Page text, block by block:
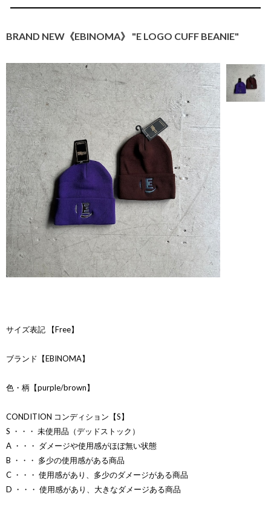
BRAND NEW《EBINOMA》 "E LOGO CUFF BEANIE"
サイズ表記 【Free】
ブランド【EBINOMA】
色・柄【purple/brown】
CONDITION コンディション【S】
S ・・・ 未使用品（デッドストック）
A ・・・ ダメージや使用感がほぼ無い状態
B ・・・ 多少の使用感がある商品
C ・・・ 使用感があり、多少のダメージがある商品
D ・・・ 使用感があり、大きなダメージある商品